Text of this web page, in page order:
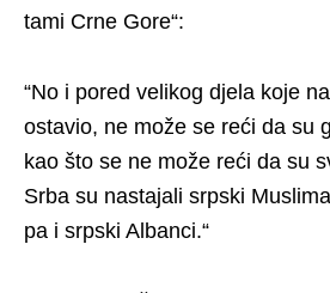
tami Crne Gore“:
“No i pored velikog djela koje
ostavio, ne može se reći da su
kao što se ne može reći da su
Srba su nastajali srpski
pa i srpski Albanci.“